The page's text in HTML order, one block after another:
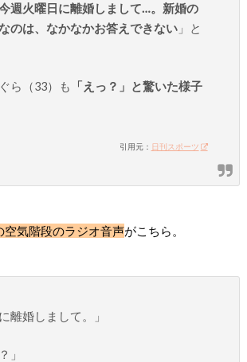
週火曜日に離婚しまして…。新婚の
のは、なかなかお答えできない 」と
ら（33）も
「えっ？」と驚いた様子
引用元： 日刊スポーツ
空気階段のラジオ音声がこちら。
離婚しまして。」
」